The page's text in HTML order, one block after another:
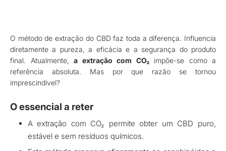
O método de extração do CBD faz toda a diferença. Influencia
diretamente a pureza, a eficácia e a segurança do produto
final. Atualmente, a extração com CO₂impõe-se como a
referência absoluta. Mas por que razão se tornou
imprescindível?
O essencial a reter
A extração com CO₂ permite obter um CBD puro,
estável e sem resíduos químicos.